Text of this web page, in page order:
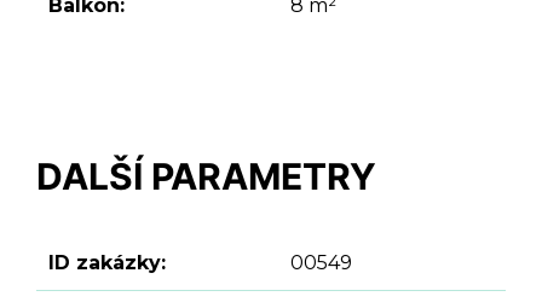
Balkon: 8 m²
DALŠÍ PARAMETRY
ID zakázky: 00549